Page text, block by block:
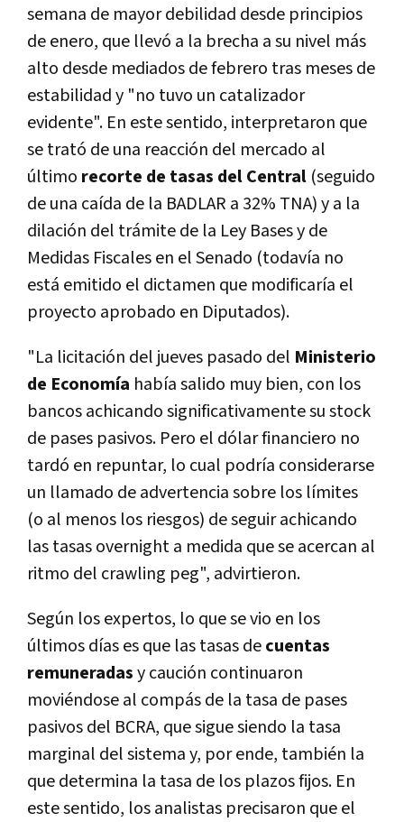
semana de mayor debilidad desde principios
de enero, que llevó a la brecha a su nivel más
alto desde mediados de febrero tras meses de
estabilidad y "no tuvo un catalizador
evidente". En este sentido, interpretaron que
se trató de una reacción del mercado al
último recorte de tasas del Central (seguido
de una caída de la BADLAR a 32% TNA) y a la
dilación del trámite de la Ley Bases y de
Medidas Fiscales en el Senado (todavía no
está emitido el dictamen que modificaría el
proyecto aprobado en Diputados).
"La licitación del jueves pasado del Ministerio
de Economía había salido muy bien, con los
bancos achicando significativamente su stock
de pases pasivos. Pero el dólar financiero no
tardó en repuntar, lo cual podría considerarse
un llamado de advertencia sobre los límites
(o al menos los riesgos) de seguir achicando
las tasas overnight a medida que se acercan al
ritmo del crawling peg", advirtieron.
Según los expertos, lo que se vio en los
últimos días es que las tasas decuentas
remuneradasy caución continuaron
moviéndose al compás de la tasa de pases
pasivos del BCRA, que sigue siendo la tasa
marginal del sistema y, por ende, también la
que determina la tasa de los plazos fijos. En
este sentido, los analistas precisaron que el